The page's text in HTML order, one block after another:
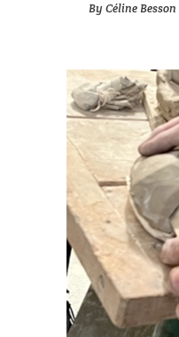
By Céline Besson